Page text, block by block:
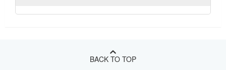
BACK TO TOP